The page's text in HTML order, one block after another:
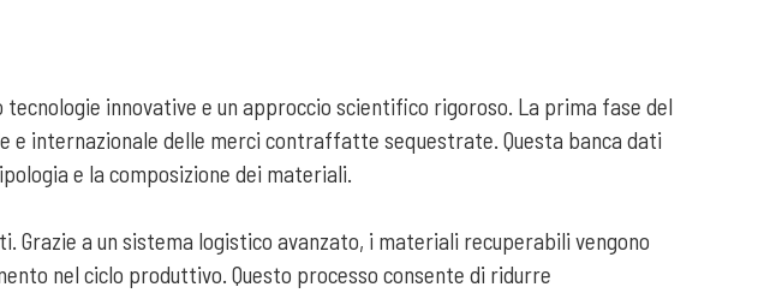
innovative e un approccio scientifico rigoroso. La prima fase del
internazionale delle merci contraffatte sequestrate. Questa banca dati
e la composizione dei materiali.
a un sistema logistico avanzato, i materiali recuperabili vengono
nel ciclo produttivo. Questo processo consente di ridurre